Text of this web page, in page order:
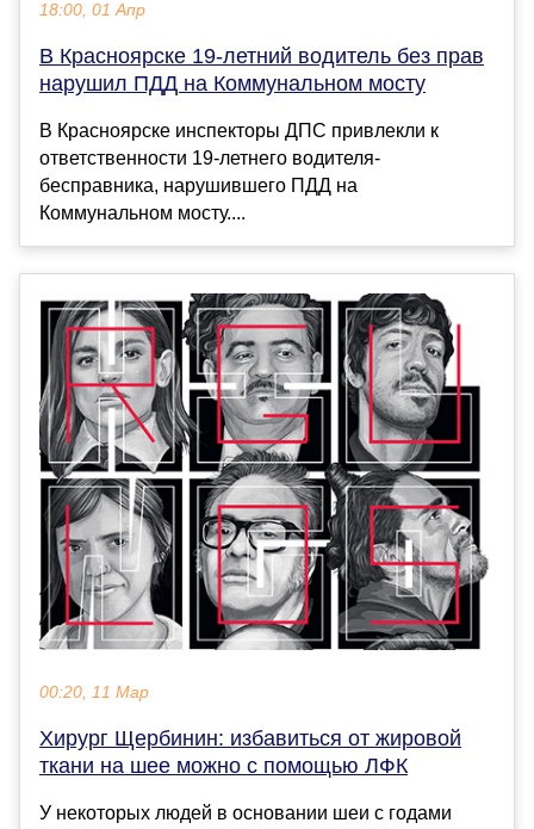
18:00, 01 Апр
В Красноярске 19-летний водитель без прав
нарушил ПДД на Коммунальном мосту
В Красноярске инспекторы ДПС привлекли к
ответственности 19-летнего водителя-
бесправника, нарушившего ПДД на
Коммунальном мосту....
00:20, 11 Мар
Хирург Щербинин: избавиться от жировой
ткани на шее можно с помощью ЛФК
У некоторых людей в основании шеи с годами